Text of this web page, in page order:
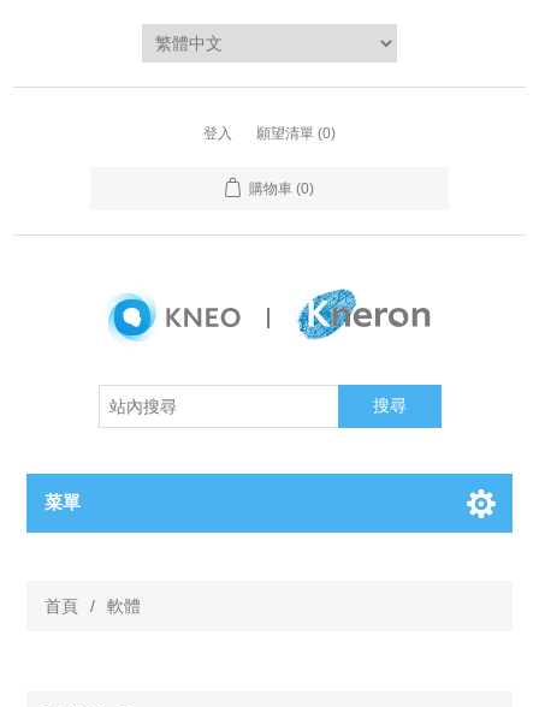
登入 願望清單 (0)
購物車 (0)
搜尋
菜單
首頁 / 軟體